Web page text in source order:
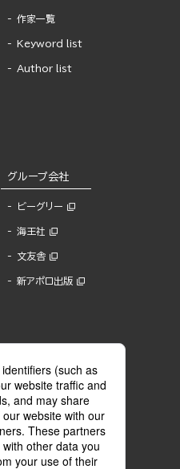
作家一覧
Keyword list
Author list
グループ会社
ビーグリー
海王社
文友舎
新アポロ出版